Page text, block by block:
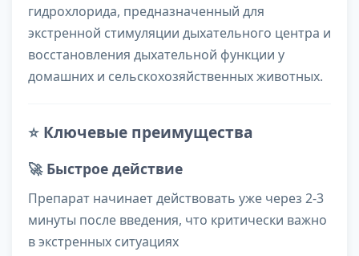
гидрохлорида, предназначенный для
экстренной стимуляции дыхательного центра и
восстановления дыхательной функции у
домашних и сельскохозяйственных животных.
⭐ Ключевые преимущества
🚀 Быстрое действие
Препарат начинает действовать уже через 2-3
минуты после введения, что критически важно
в экстренных ситуациях